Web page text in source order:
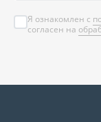
Я ознакомлен с
согласен на